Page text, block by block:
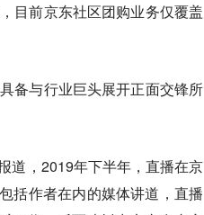
目前京东社区团购业务仅覆盖
备与行业巨头展开正面交锋所
道，2019年下半年，直播在京
括作者在内的媒体讲道，直播